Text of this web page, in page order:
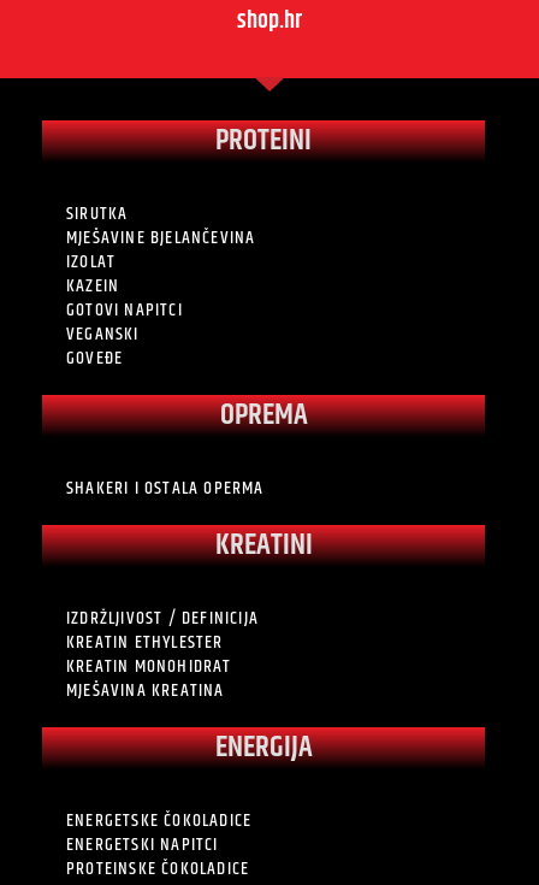
shop.hr
PROTEINI
SIRUTKA
MJEŠAVINE BJELANČEVINA
IZOLAT
KAZEIN
GOTOVI NAPITCI
VEGANSKI
GOVEĐE
OPREMA
SHAKERI I OSTALA OPERMA
KREATINI
IZDRŽLJIVOST / DEFINICIJA
KREATIN ETHYLESTER
KREATIN MONOHIDRAT
MJEŠAVINA KREATINA
ENERGIJA
ENERGETSKE ČOKOLADICE
ENERGETSKI NAPITCI
PROTEINSKE ČOKOLADICE